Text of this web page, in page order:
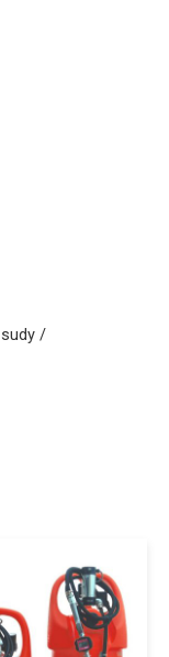
sudy /